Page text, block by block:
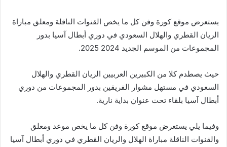
يستعرض موقع كورة وفن كل ما يخص القنوات الناقلة ومعلق مباراة
الريان القطري والهلال السعودي في دوري أبطال آسيا بدور
المجموعات من الموسم الجديد 2024 2025.
حيث يصطدم كلا من الكبيرين العربيين الريان القطري والهلال
السعودي في مستهل مشوار الفريقين بدور المجموعات من دوري
أبطال آسيا بلقاء تحت عنوان بداية نارية.
وفيما يلي يستعرض موقع كورة وفن كل ما يخص موعد ومعلق
والقنوات الناقلة مباراة الهلال والريان القطري في دوري أبطال آسيا